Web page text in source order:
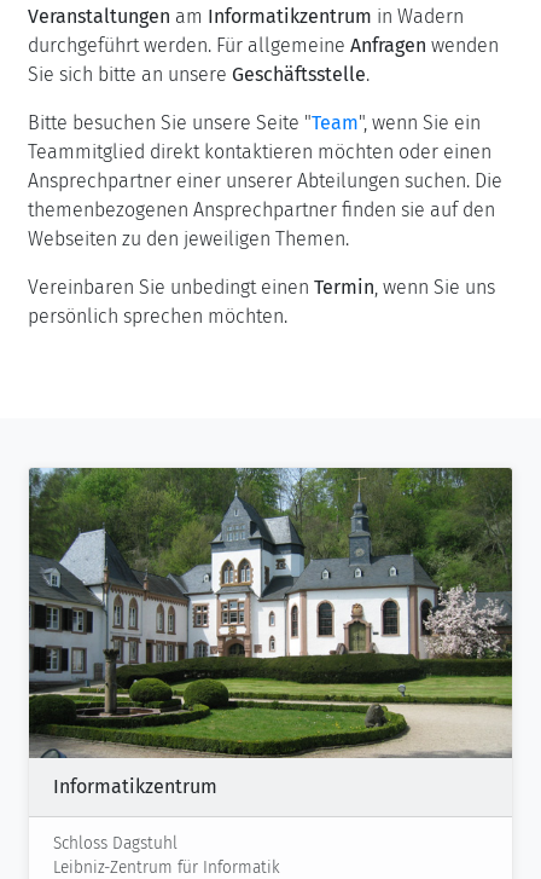
Veranstaltungen am Informatikzentrum in Wadern
durchgeführt werden. Für allgemeine Anfragen wenden
Sie sich bitte an unsere Geschäftsstelle.
Bitte besuchen Sie unsere Seite "Team", wenn Sie ein
Teammitglied direkt kontaktieren möchten oder einen
Ansprechpartner einer unserer Abteilungen suchen. Die
themenbezogenen Ansprechpartner finden sie auf den
Webseiten zu den jeweiligen Themen.
Vereinbaren Sie unbedingt einen Termin, wenn Sie uns
persönlich sprechen möchten.
Informatikzentrum
Schloss Dagstuhl
Leibniz-Zentrum für Informatik